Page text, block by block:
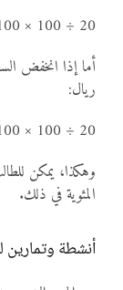
20 ÷ 100 × 100 = 20%
ريال:
20 ÷ 100 × 100 = 20%
وهكذا، يمكن
المئوية في ذلك.
أنشطة وتمارين